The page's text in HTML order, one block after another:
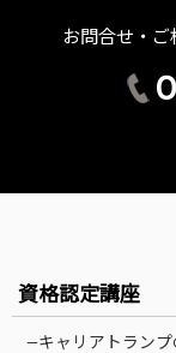
お問合せ・ご
資格認定講座
—キャリアトラン